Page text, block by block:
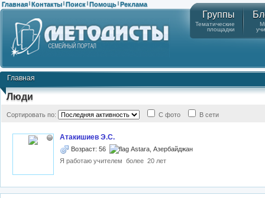
Главная | Контакты | Поиск | Помощь | Реклама
Группы
Тематические
площадки
Главная
Люди
Сортировать по: С фото В сети
Атакишиев Э.С.
Возраст: 56
Astara, Азербайджан
Я работаю учителем более 20 лет